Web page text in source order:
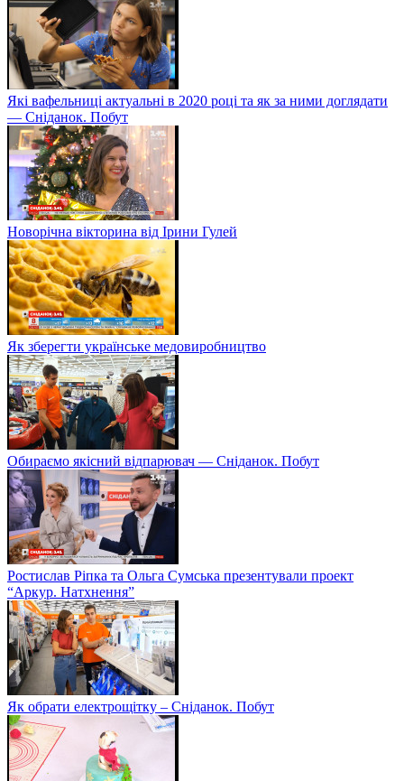
Які вафельниці актуальні в 2020 році та як за ними доглядати
— Сніданок. Побут
Новорічна вікторина від Ірини Гулей
Як зберегти українське медовиробництво
Обираємо якісний відпарювач — Сніданок. Побут
Ростислав Ріпка та Ольга Сумська презентували проект
“Аркур. Натхнення”
Як обрати електрощітку – Сніданок. Побут